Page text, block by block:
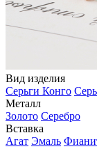
Вид изделия
Серьги Конго
Металл
Золото Серебро
Вставка
Агат Эмаль